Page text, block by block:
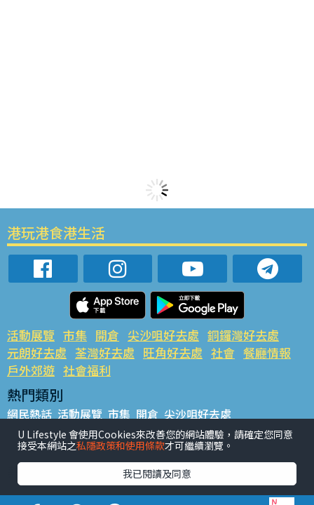
港玩港食港生活
活動展覽 市集 開倉 尖沙咀好去處 銅鑼灣好去處
元朗好去處 荃灣好去處 旺角好去處 社會 餐廳情報
戶外郊遊 社會福利
熱門類別
網民熱話 活動展覽 市集 開倉 尖沙咀好去處
銅鑼灣好去處 元朗好去處 荃灣好去處 旺角好去處 社會
餐廳情報 戶外郊遊
熱門標籤
#UGO搵好去處 #人氣活動推介 #美食社群熱話
U Lifestyle 會使用Cookies來改善您的網站體驗，請確定您同意
接受本網站之私隱政策和使用條款才可繼續瀏覽。
我已閱讀及同意